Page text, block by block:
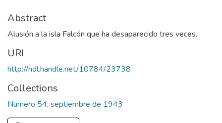
Abstract
Alusión a la isla Falcón que ha desaparecido tres veces.
URI
http://hdl.handle.net/10784/23738
Collections
Número 54, septiembre de 1943